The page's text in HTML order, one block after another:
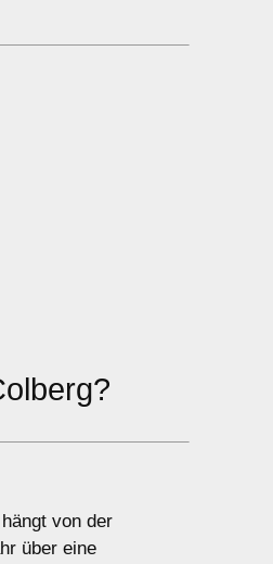
von der
über eine